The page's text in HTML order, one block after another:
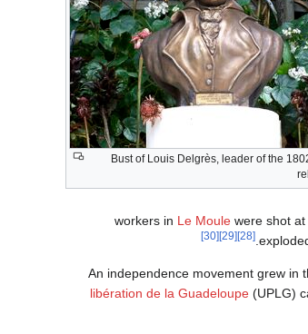
Bust of Louis Delgrès, leader of the
workers in Le Moule were shot
[28]
[29]
[30]
An independence movement grew in
libération de la Guadeloupe (UPLG)